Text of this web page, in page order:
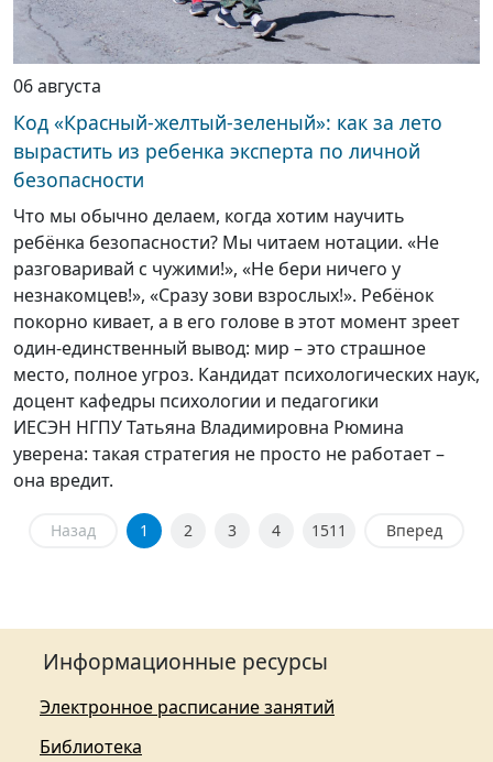
06 августа
Код «Красный-желтый-зеленый»: как за лето
вырастить из ребенка эксперта по личной
безопасности
Что мы обычно делаем, когда хотим научить
ребёнка безопасности? Мы читаем нотации. «Не
разговаривай с чужими!», «Не бери ничего у
незнакомцев!», «Сразу зови взрослых!». Ребёнок
покорно кивает, а в его голове в этот момент зреет
один-единственный вывод: мир – это страшное
место, полное угроз. Кандидат психологических наук,
доцент кафедры психологии и педагогики
ИЕСЭН НГПУ Татьяна Владимировна Рюмина
уверена: такая стратегия не просто не работает –
она вредит.
Назад 1 2 3 4 1511 Вперед
Информационные ресурсы
Электронное расписание занятий
Библиотека